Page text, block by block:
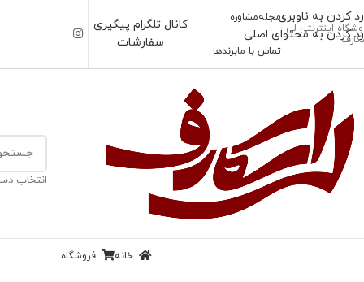
رد کردن به ناوبری
رد کردن به محتوای اصلی
اینترنتی لی
مجلهمشاوره
تماس با مابرندها
کانال تلگرام پیگیری
سفارشات
انتخاب
خانه فروشگاه